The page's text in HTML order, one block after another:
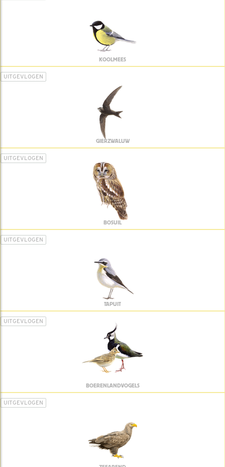
KOOLMEES
UITGEVLOGEN
GIERZWALUW
UITGEVLOGEN
BOSUIL
UITGEVLOGEN
TAPUIT
UITGEVLOGEN
BOERENLANDVOGELS
UITGEVLOGEN